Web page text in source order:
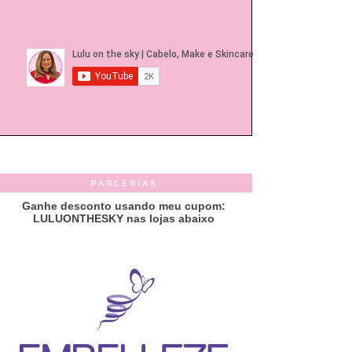
PARCERIAS
Ganhe desconto usando meu cupom:
LULUONTHESKY nas lojas abaixo